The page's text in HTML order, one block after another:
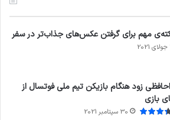
زود هنگام بازیکن تیم ملی فوتسال از
بازی
30 سپتامبر 2021